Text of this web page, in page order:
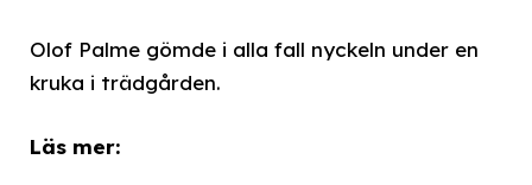
Olof Palme gömde i alla fall nyckeln under en
kruka i trädgården.
Läs mer: